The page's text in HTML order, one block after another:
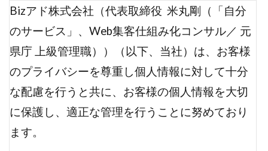
Bizアド株式会社（代表取締役 米丸剛（「自分
のサービス」、Web集客仕組み化コンサル／ 元
県庁 上級管理職））（以下、当社）は、お客様
のプライバシーを尊重し個人情報に対して十分
な配慮を行うと共に、お客様の個人情報を大切
に保護し、適正な管理を行うことに努めており
ます。